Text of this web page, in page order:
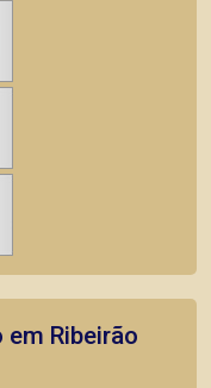
Ribeirão